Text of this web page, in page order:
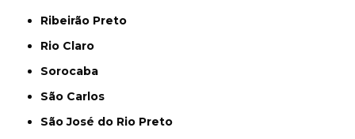
Ribeirão Preto
Rio Claro
Sorocaba
São Carlos
São José do Rio Preto